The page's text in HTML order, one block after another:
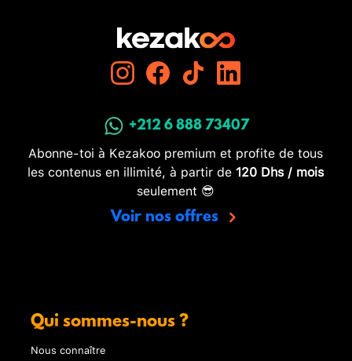
+212 6 888 73407
Abonne-toi à Kezakoo premium et profite de tous
les contenus en illimité, à partir de 120 Dhs / mois
seulement 😎
Voir nos offres
Qui sommes-nous ?
Nous connaître